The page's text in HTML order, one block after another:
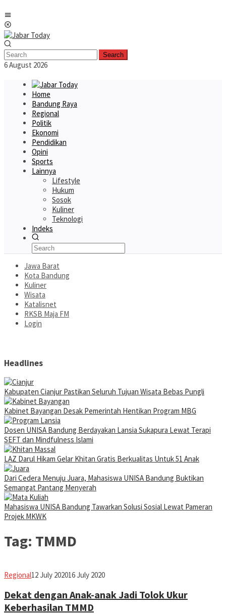
to
content
Search
6 August 2026
Home
Bandung Raya
Regional
Politik
Ekonomi
Pendidikan
Opini
Sports
Lainnya
Lifestyle
Hukum
Sosok
Kuliner
Teknologi
Indeks
Jawa Barat
Kota Bandung
Kuliner
Wisata
Katalisnet
RKSB Maja FM
Login
Headlines
Kabupaten Cianjur Pastikan Seluruh Tujuan Wisata Bebas Pungli
Kabinet Bayangan Desak Pemerintah Hentikan Program MBG
Dosen UNISA Bandung Berdayakan Lansia Sukapura Lewat Terapi
SEFT dan Mindfulness Islami
LAZ Darul Hikam Gelar Khitan Gratis Berkualitas Untuk 51 Anak
Dari Cedera Menuju Juara, Mahasiswa UNISA Bandung Buktikan
Semangat Pantang Menyerah
Mahasiswa UNISA Bandung Tawarkan Solusi Sosial Lewat Pameran
Projek MKWK
Tag: TMMD
RegionalAvila
12 July 202016 July 2020
Dekat dengan Anak-anak Jadi Tolok Ukur
Keberhasilan TMMD